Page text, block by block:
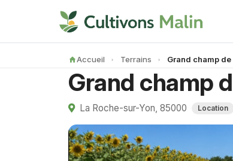
Accueil Terrains
Grand champ
La Roche-sur-Yon, 85000 Location